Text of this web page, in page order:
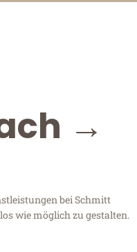
→
bei Schmitt
wie möglich zu gestalten.